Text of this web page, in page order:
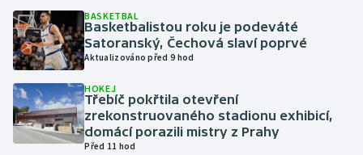
Lyže a snowboard
Moderní pětiboj
Motorsport
Olympijské hry
BASKETBAL
Basketbalistou roku je podeváté
Satoranský, Čechová slaví poprvé
Aktualizováno před 9 hod
HOKEJ
Třebíč pokřtila otevření
zrekonstruovaného stadionu exhibicí,
domácí porazili mistry z Prahy
Před 11 hod